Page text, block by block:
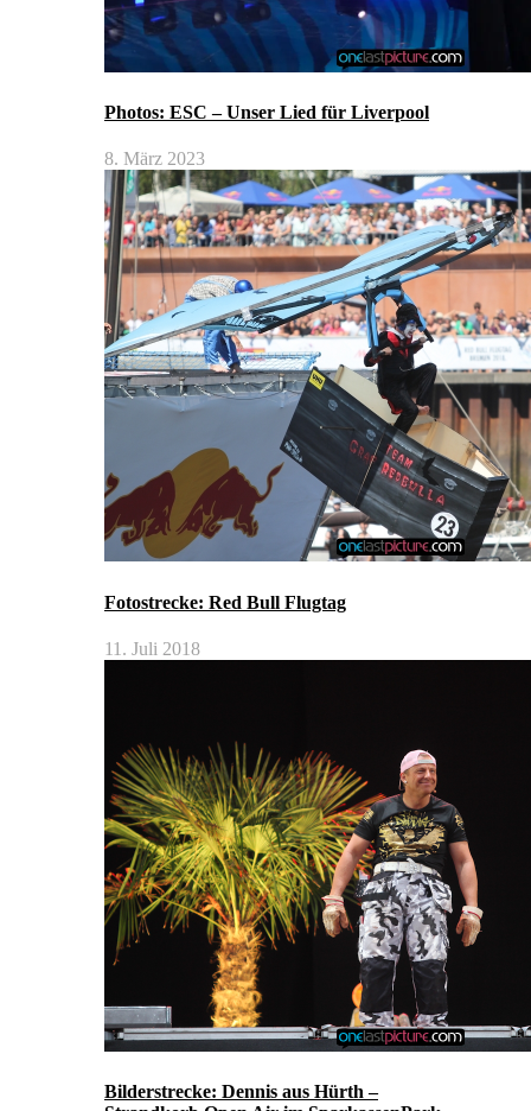
Photos: ESC – Unser Lied für Liverpool
8. März 2023
Fotostrecke: Red Bull Flugtag
11. Juli 2018
Bilderstrecke: Dennis aus Hürth –